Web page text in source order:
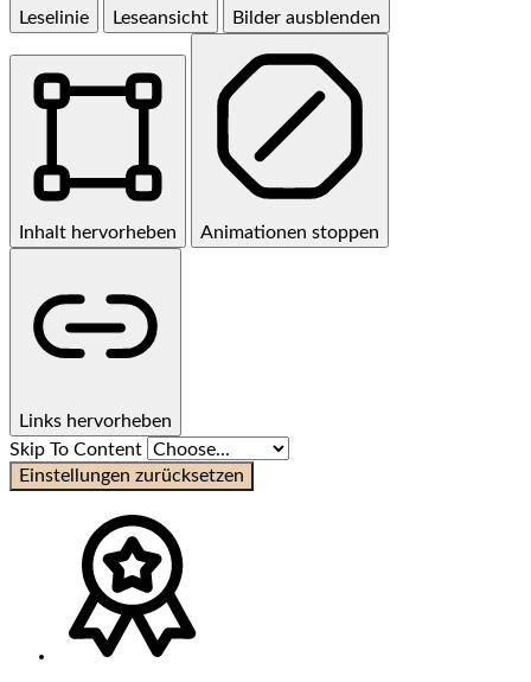
Leselinie Leseansicht Bilder ausblenden
Inhalt hervorheben Animationen stoppen
Links hervorheben
Skip To Content
Einstellungen zurücksetzen